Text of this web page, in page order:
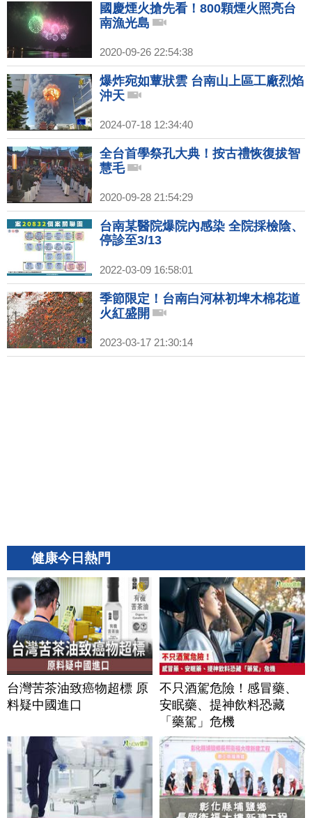
國慶煙火搶先看！800顆煙火照亮台
南漁光島
2020-09-26 22:54:38
爆炸宛如蕈狀雲 台南山上區工廠烈焰
沖天
2024-07-18 12:34:40
全台首學祭孔大典！按古禮恢復拔智
慧毛
2020-09-28 21:54:29
台南某醫院爆院內感染 全院採檢陰、
停診至3/13
2022-03-09 16:58:01
季節限定！台南白河林初埤木棉花道
火紅盛開
2023-03-17 21:30:14
健康今日熱門
台灣苦茶油致癌物超標 原
料疑中國進口
不只酒駕危險！感冒藥、
安眠藥、提神飲料恐藏
「藥駕」危機